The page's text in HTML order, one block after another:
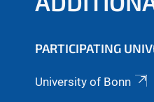
PARTICIPATING
University of Bonn